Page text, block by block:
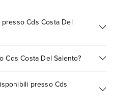
Cds Costa Del
Scoprile tutte nellasezione
Costa Del Salento?
dell'hotel, ecc). Per
di ricerca e scegli
presso Cds